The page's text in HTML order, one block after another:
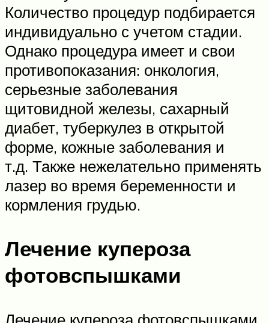
Количество процедур подбирается
индивидуально с учетом стадии.
Однако процедура имеет и свои
противопоказания: онкология,
серьезные заболевания
щитовидной железы, сахарный
диабет, туберкулез в открытой
форме, кожные заболевания и
т.д. Также нежелательно применять
лазер во время беременности и
кормления грудью.
Лечение купероза
фотовспышками
Лечение купероза фотовспышками,